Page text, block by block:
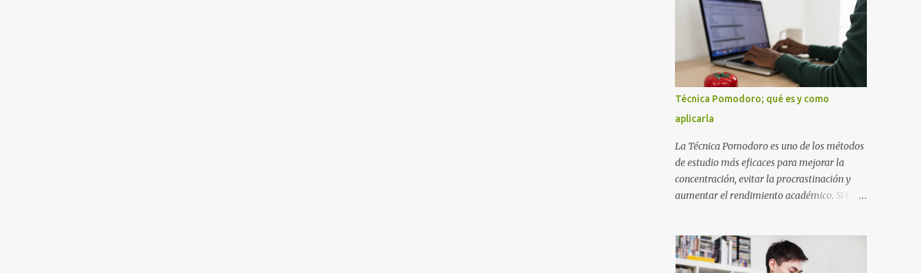
para presentar durante todo tu ciclo escolar.
Y si tienes amigos también puedes
compartir el enlace de este artículo para que
así como a ti también ellos se puedan guiar
con esta explicación. Los datos esenciales
para una portada para presentar un trabajo
escrito a mano o impreso son los siguientes
y en este orden: Nombre de la escuela o del
instituto (Es muy importante este dato)
Título del trabajo (Puede ser: Ensayo sobre
la lectura, o Informe de computación)
Nombre completo del alumno que va a
maestro o catedrático Ciudad y fecha...
Técnica Pomodoro; qué es y como
aplicarla
La Técnica Pomodoro es uno de los métodos
de estudio más eficaces para mejorar la
concentración, evitar la procrastinación y
aumentar el rendimiento académico. Si tu
cada minuto de estudio sin sentirte agotado.
Técnica Pomodoro: qué es, cómo funciona y